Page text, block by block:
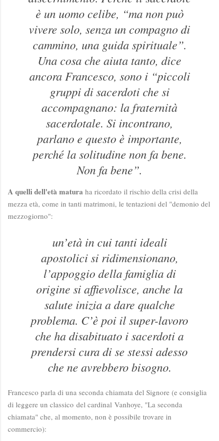
è un uomo celibe, “ma non può
vivere solo, senza un compagno di
cammino, una guida spirituale”.
Una cosa che aiuta tanto, dice
ancora Francesco, sono i “piccoli
gruppi di sacerdoti che si
accompagnano: la fraternità
sacerdotale. Si incontrano,
parlano e questo è importante,
perché la solitudine non fa bene.
Non fa bene”.
A quelli dell'età matura ha ricordato il rischio della crisi della
mezza età, come in tanti matrimoni, le tentazioni del "demonio del
mezzogiorno":
un’età in cui tanti ideali
apostolici si ridimensionano,
l’appoggio della famiglia di
origine si affievolisce, anche la
salute inizia a dare qualche
problema. C’è poi il super-lavoro
che ha disabituato i sacerdoti a
prendersi cura di se stessi adesso
che ne avrebbero bisogno.
Francesco parla di una seconda chiamata del Signore (e consiglia
di leggere un classico del cardinal Vanhoye, "La seconda
chiamata" che, al momento, non è possibile trovare in
commercio):